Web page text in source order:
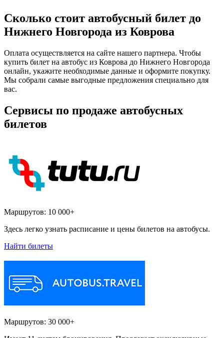
Сколько стоит автобусный билет до
Нижнего Новгорода из Коврова
Оплата осуществляется на сайте нашего партнера. Чтобы
купить билет на автобус из Коврова до Нижнего Новгорода
онлайн, укажите необходимые данные и оформите покупку.
Мы собрали самые выгодные предложения специально для
вас.
Сервисы по продаже автобусных
билетов
Маршрутов: 10 000+
Здесь легко узнать расписание и цены билетов на автобусы.
Найти билеты
Маршрутов: 30 000+